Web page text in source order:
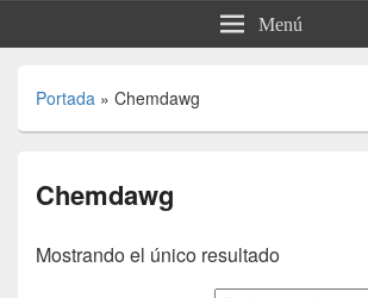
Menú
Portada » Chemdawg
Chemdawg
Mostrando el único resultado